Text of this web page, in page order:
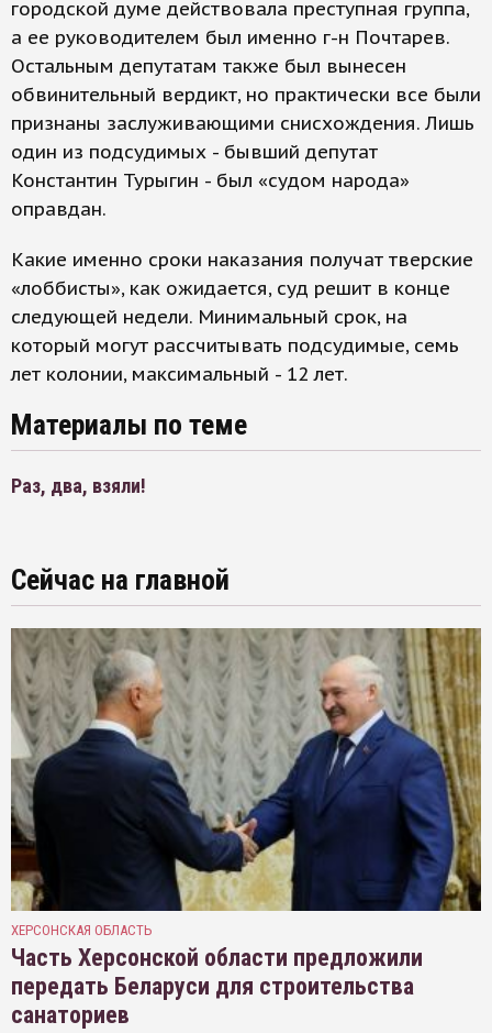
городской думе действовала преступная группа,
а ее руководителем был именно г-н Почтарев.
Остальным депутатам также был вынесен
обвинительный вердикт, но практически все были
признаны заслуживающими снисхождения. Лишь
один из подсудимых - бывший депутат
Константин Турыгин - был «судом народа»
оправдан.
Какие именно сроки наказания получат тверские
«лоббисты», как ожидается, суд решит в конце
следующей недели. Минимальный срок, на
который могут рассчитывать подсудимые, семь
лет колонии, максимальный - 12 лет.
Материалы по теме
Раз, два, взяли!
Сейчас на главной
ХЕРСОНСКАЯ ОБЛАСТЬ
Часть Херсонской области предложили
передать Беларуси для строительства
санаториев